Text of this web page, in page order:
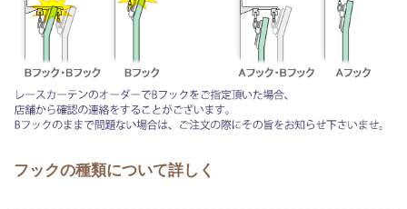
フックの種類について詳しく